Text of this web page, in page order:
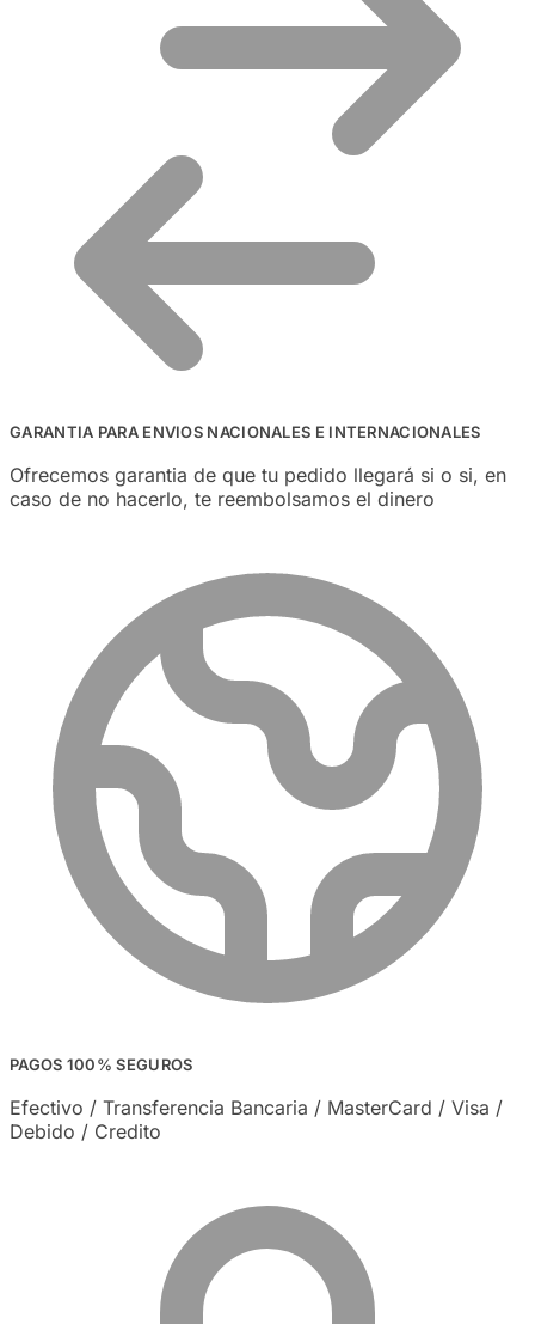
GARANTIA PARA ENVIOS NACIONALES E INTERNACIONALES
Ofrecemos garantia de que tu pedido llegará si o si, en
caso de no hacerlo, te reembolsamos el dinero
PAGOS 100% SEGUROS
Efectivo / Transferencia Bancaria / MasterCard / Visa /
Debido / Credito